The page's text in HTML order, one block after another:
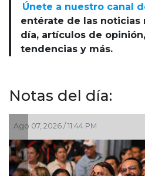
Únete a nuestro canal
entérate de las noticias
día, artículos de
tendencias y más.
Notas del día:
Ago 07, 2026 / 8:42 PM